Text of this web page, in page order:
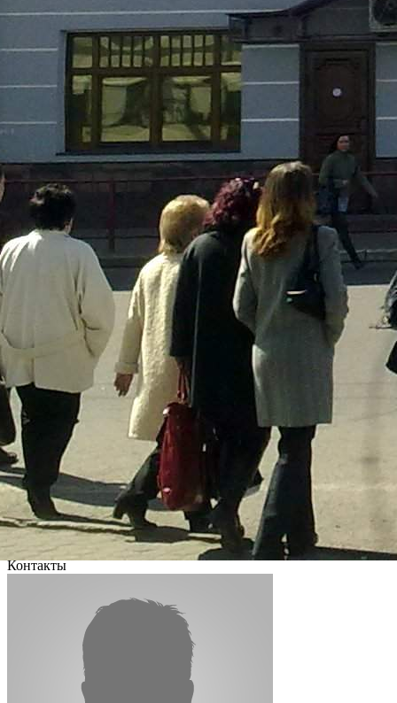
Центр, ул. Комсомольская, д.20, торговые помещения на 1, 2 и
3 этаже торгового центра, от 170м2, 1 линия, отдельный вход,
качественный ремонт, все коммуникации, самый высокий
трафик в г.Ярославль, расположение прямо на остановке
общественного транспорта, сдаю, 8-920-654-72-04.
Где находится
Контакты